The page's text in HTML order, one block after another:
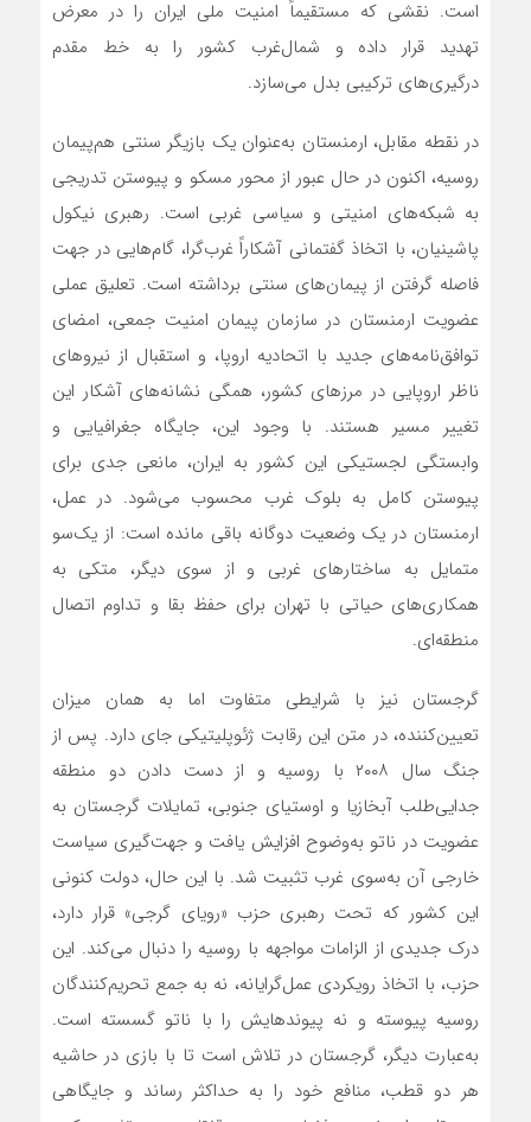
است. نقشی که مستقیماً امنیت ملی ایران را در معرض
تهدید قرار داده و شمال‌غرب کشور را به خط مقدم
درگیری‌های ترکیبی بدل می‌سازد.
در نقطه مقابل، ارمنستان به‌عنوان یک بازیگر سنتی هم‌پیمان
روسیه، اکنون در حال عبور از محور مسکو و پیوستن تدریجی
به شبکه‌های امنیتی و سیاسی غربی است. رهبری نیکول
پاشینیان، با اتخاذ گفتمانی آشکاراً غرب‌گرا، گام‌هایی در جهت
فاصله گرفتن از پیمان‌های سنتی برداشته است. تعلیق عملی
عضویت ارمنستان در سازمان پیمان امنیت جمعی، امضای
توافق‌نامه‌های جدید با اتحادیه اروپا، و استقبال از نیروهای
ناظر اروپایی در مرزهای کشور، همگی نشانه‌های آشکار این
تغییر مسیر هستند. با وجود این، جایگاه جغرافیایی و
وابستگی لجستیکی این کشور به ایران، مانعی جدی برای
پیوستن کامل به بلوک غرب محسوب می‌شود. در عمل،
ارمنستان در یک وضعیت دوگانه باقی مانده است: از یک‌سو
متمایل به ساختارهای غربی و از سوی دیگر، متکی به
همکاری‌های حیاتی با تهران برای حفظ بقا و تداوم اتصال
منطقه‌ای.
گرجستان نیز با شرایطی متفاوت اما به همان میزان
تعیین‌کننده، در متن این رقابت ژئوپلیتیکی جای دارد. پس از
جنگ سال ۲۰۰۸ با روسیه و از دست دادن دو منطقه
جدایی‌طلب آبخازیا و اوستیای جنوبی، تمایلات گرجستان به
عضویت در ناتو به‌وضوح افزایش یافت و جهت‌گیری سیاست
خارجی آن به‌سوی غرب تثبیت شد. با این حال، دولت کنونی
این کشور که تحت رهبری حزب «رویای گرجی» قرار دارد،
درک جدیدی از الزامات مواجهه با روسیه را دنبال می‌کند. این
حزب، با اتخاذ رویکردی عمل‌گرایانه، نه به جمع تحریم‌کنندگان
روسیه پیوسته و نه پیوندهایش را با ناتو گسسته است.
به‌عبارت دیگر، گرجستان در تلاش است تا با بازی در حاشیه
هر دو قطب، منافع خود را به حداکثر رساند و جایگاهی